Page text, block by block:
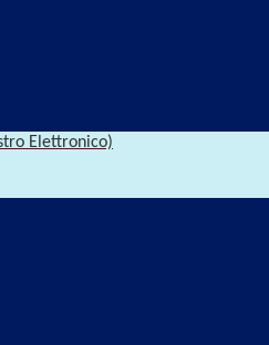
Elettronico)